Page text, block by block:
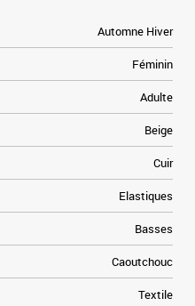
Automne Hiver
Féminin
Adulte
Beige
Cuir
Elastiques
Basses
Caoutchouc
Textile